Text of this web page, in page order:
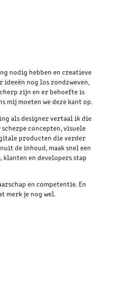
nodig hebben en creatieve
ideeën nog los rondzweven,
zijn en er behoefte is
mij moeten we deze kant op.
als designer vertaal ik die
concepten, visuele
producten die verder
de inhoud, maak snel een
klanten en developers stap
en competentie. En
merk je nog wel.